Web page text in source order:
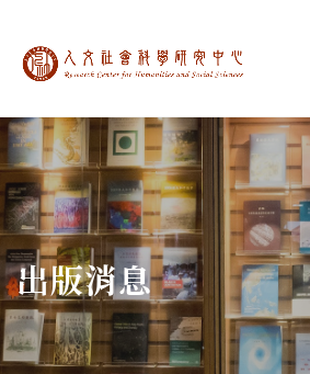
中央研究院人
:::
出版消息